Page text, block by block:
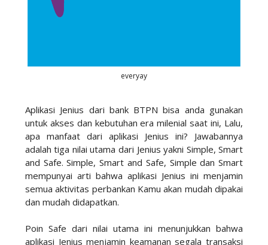
everyay
Aplikasi Jenius dari bank BTPN bisa anda gunakan
untuk akses dan kebutuhan era milenial saat ini, Lalu,
apa manfaat dari aplikasi Jenius ini? Jawabannya
adalah tiga nilai utama dari Jenius yakni Simple, Smart
and Safe. Simple, Smart and Safe, Simple dan Smart
mempunyai arti bahwa aplikasi Jenius ini menjamin
semua aktivitas perbankan Kamu akan mudah dipakai
dan mudah didapatkan.
Poin Safe dari nilai utama ini menunjukkan bahwa
aplikasi Jenius menjamin keamanan segala transaksi